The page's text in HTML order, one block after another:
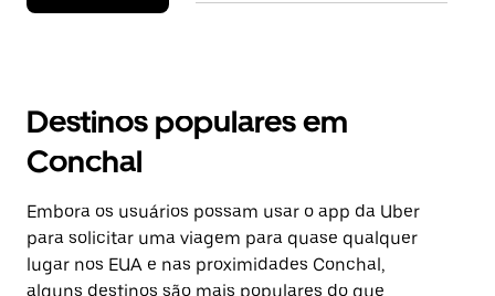
Destinos populares em
Conchal
Embora os usuários possam usar o app da Uber
para solicitar uma viagem para quase qualquer
lugar nos EUA e nas proximidades Conchal,
alguns destinos são mais populares do que